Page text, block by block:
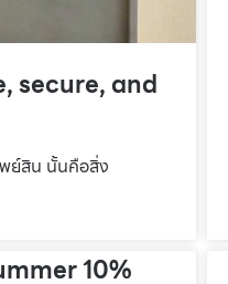
secure, and
ย์สิน นั้นคือสิ่ง
10%